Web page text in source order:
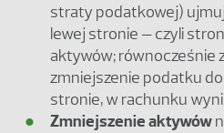
straty podatkowej)
lewej stronie – czyli
aktywów; równocześnie
zmniejszenie podatku
stronie, w rachunku
Zmniejszenie aktywów